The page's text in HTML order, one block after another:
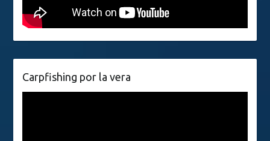
Carpfishing por la vera